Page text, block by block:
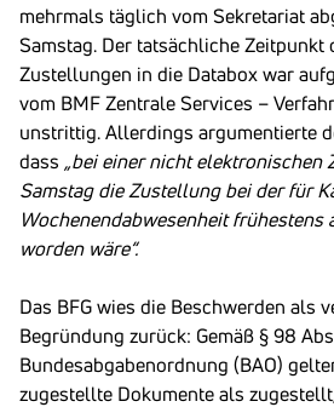
mehrmals täglich vom Sekretariat
Samstag. Der tatsächliche Zeitpunkt
Zustellungen in die Databox war
vom BMF Zentrale Services –
unstrittig. Allerdings argumentierte
dass „bei einer nicht elektronischen
Samstag die Zustellung bei der für
Wochenendabwesenheit frühestens
worden wäre“.
Das BFG wies die Beschwerden als
Begründung zurück: Gemäß § 98
Bundesabgabenordnung (BAO)
zugestellte Dokumente als